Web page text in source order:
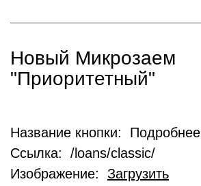
Новый Микрозаем
"Приоритетный"
Название кнопки: Подробнее
Ссылка: /loans/classic/
Изображение: Загрузить